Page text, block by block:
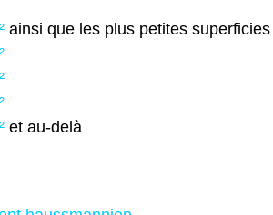
ainsi que les plus petites superficies
et au-delà